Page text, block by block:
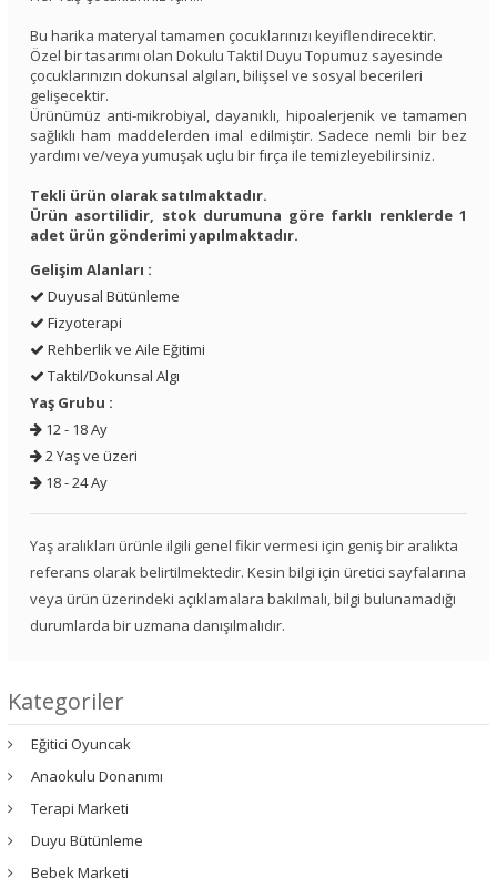
Bu harika materyal tamamen çocuklarınızı keyiflendirecektir.
Özel bir tasarımı olan Dokulu Taktil Duyu Topumuz sayesinde
çocuklarınızın dokunsal algıları, bilişsel ve sosyal becerileri
gelişecektir.
Ürünümüz anti-mikrobiyal, dayanıklı, hipoalerjenik ve tamamen
sağlıklı ham maddelerden imal edilmiştir. Sadece nemli bir bez
yardımı ve/veya yumuşak uçlu bir fırça ile temizleyebilirsiniz.
Tekli ürün olarak satılmaktadır.
Ürün asortilidir, stok durumuna göre farklı renklerde 1
adet ürün gönderimi yapılmaktadır.
Gelişim Alanları :
Duyusal Bütünleme
Fizyoterapi
Rehberlik ve Aile Eğitimi
Taktil/Dokunsal Algı
Yaş Grubu :
12 - 18 Ay
2 Yaş ve üzeri
18 - 24 Ay
Yaş aralıkları ürünle ilgili genel fikir vermesi için geniş bir aralıkta
referans olarak belirtilmektedir. Kesin bilgi için üretici sayfalarına
veya ürün üzerindeki açıklamalara bakılmalı, bilgi bulunamadığı
durumlarda bir uzmana danışılmalıdır.
Kategoriler
Eğitici Oyuncak
Anaokulu Donanımı
Terapi Marketi
Duyu Bütünleme
Bebek Marketi